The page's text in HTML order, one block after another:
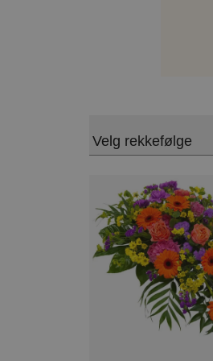
Velg rekkefølge